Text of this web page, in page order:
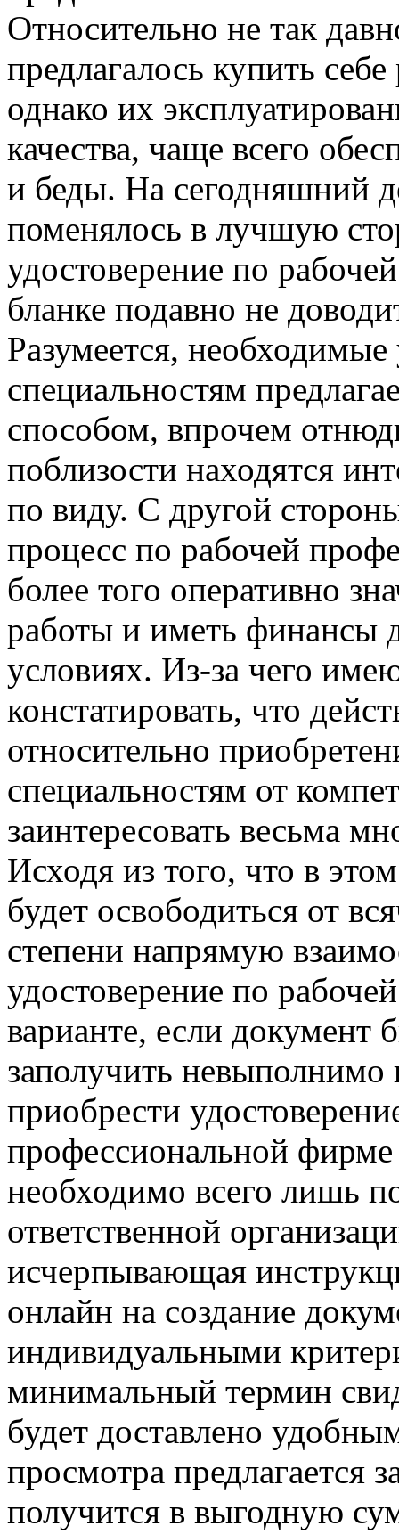
Относительно не так
предлагалось купить
однако их
качества, чаще всего
и беды. На сегодняшний
поменялось в лучшую
удостоверение по
бланке подавно не
Разумеется,
специальностям
способом, впрочем
поблизости находятся
по виду. С другой
процесс по рабочей
более того оперативно
работы и иметь финансы
условиях. Из-за чего
констатировать, что
относительно
специальностям от
заинтересовать весьма
Исходя из того, что в
будет освободиться от
степени напрямую
удостоверение по
варианте, если документ
заполучить
приобрести
профессиональной фирме
необходимо всего лишь
ответственной
исчерпывающая
онлайн на создание
индивидуальными
минимальный термин
будет доставлено
просмотра предлагается
получится в выгодную